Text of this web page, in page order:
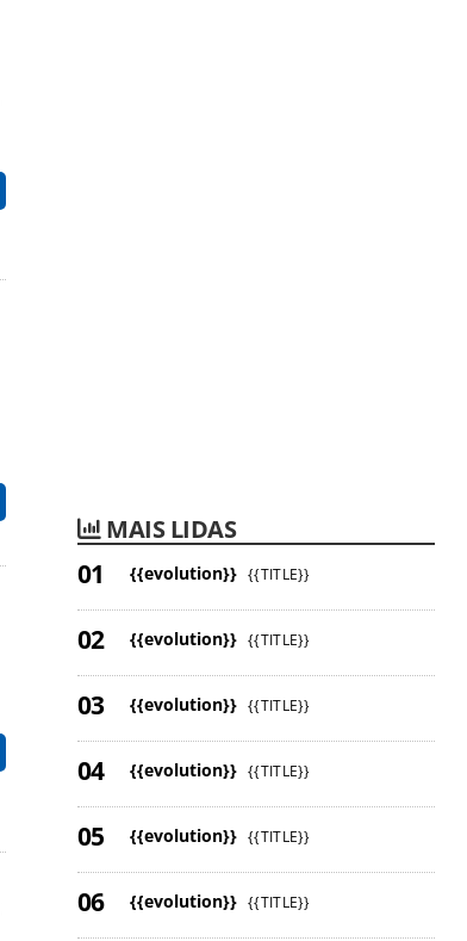
MAIS LIDAS
{{evolution}} {{TITLE}}
{{evolution}} {{TITLE}}
{{evolution}} {{TITLE}}
{{evolution}} {{TITLE}}
{{evolution}} {{TITLE}}
{{evolution}} {{TITLE}}